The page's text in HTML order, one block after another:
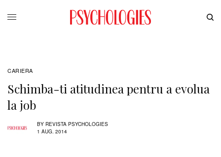
CARIERA
Schimba-ti atitudinea pentru a evolua
la job
BY REVISTA PSYCHOLOGIES
1 AUG. 2014